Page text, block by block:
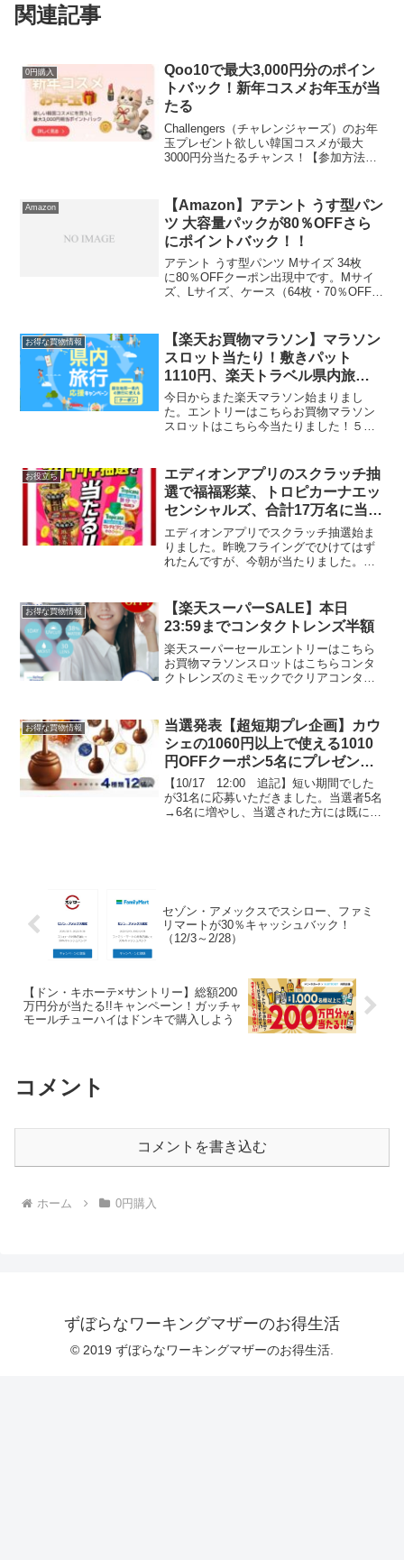
関連記事
0円購入
Qoo10で最大3,000円分のポイン
トバック！新年コスメお年玉が当
たる
Challengers（チャレンジャーズ）のお年
玉プレゼント欲しい韓国コスメが最大
3000円分当たるチャンス！【参加方法】
円～3000円のお年玉が当たる④決定し
た...
Amazon
【Amazon】アテント うす型パン
ツ 大容量パックが80％OFFさら
にポイントバック！！
アテント うす型パンツ Mサイズ 34枚
に80％OFFクーポン出現中です。Mサイ
ズ、Lサイズ、ケース（64枚・70％OFFク
→2283円割引後、253円になりま...
お得な買物情報
【楽天お買物マラソン】マラソン
スロット当たり！敷きパット
1110円、楽天トラベル県内旅行
応援クーポン
今日からまた楽天マラソン始まりまし
た。エントリーはこちらお買物マラソン
スロットはこちら今当たりました！５の
員様限定 777円OFFクーポン吸水速乾ニ
ットワッフル敷きパ...
お役立ち
エディオンアプリのスクラッチ抽
選で福福彩菜、トロピカーナエッ
センシャルズ、合計17万名に当た
る！来店100ポイント還元もあり
エディオンアプリでスクラッチ抽選始ま
りました。昨晩フライングでひけてはず
れたんですが、今朝が当たりました。福
11/4（月）こちらからアプリをレジで提
示するとエディオ...
お得な買物情報
【楽天スーパーSALE】本日
23:59までコンタクトレンズ半額
楽天スーパーセールエントリーはこちら
お買物マラソンスロットはこちらコンタ
クトレンズのミモックでクリアコンタク
50％OFFクーポン出現中です。B...
お得な買物情報
当選発表【超短期プレ企画】カウ
シェの1060円以上で使える1010
円OFFクーポン5名にプレゼン
ト！リンツチョコレート50円で買
える！
【10/17 12:00 追記】短い期間でした
が31名に応募いただきました。当選者5名
→6名に増やし、当選された方には既に
セゾン・アメックスでスシロー、ファミ
リマートが30％キャッシュバック！
（12/3～2/28）
【ドン・キホーテ×サントリー】総額200
万円分が当たる!!キャンペーン！ガッチャ
モールチューハイはドンキで購入しよう
コメント
コメントを書き込む
ホーム 0円購入
ずぼらなワーキングマザーのお得生活
© 2019 ずぼらなワーキングマザーのお得生活.